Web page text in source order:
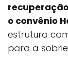
o convênio
estrutura
para a